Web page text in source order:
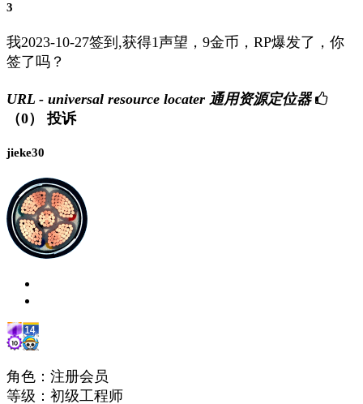
3
我2023-10-27签到,获得1声望，9金币，RP爆发了，你
签了吗？
URL - universal resource locater 通用资源定位器
（0）
投诉
jieke30
角色：注册会员
等级：初级工程师